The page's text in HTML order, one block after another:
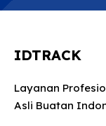
IDTRACK
Layanan
Asli Buatan